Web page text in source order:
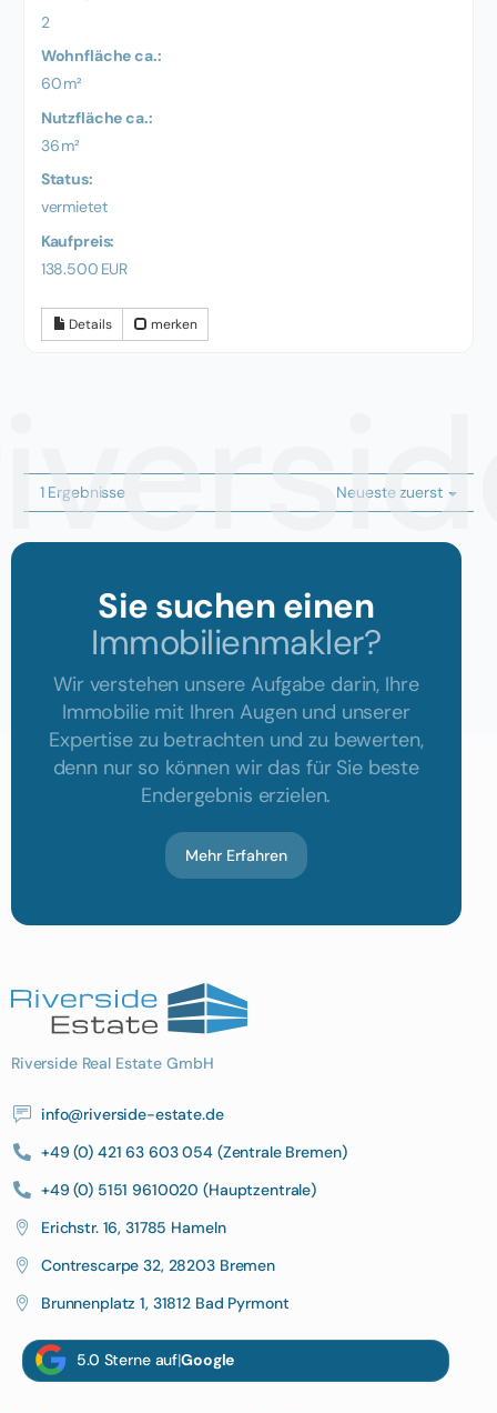
2
Wohnfläche ca.:
60 m²
Nutzfläche ca.:
36 m²
Status:
vermietet
Kaufpreis:
138.500 EUR
Details merken
1 Ergebnisse Neueste zuerst
Sie suchen einen
Immobilienmakler?
Wir verstehen unsere Aufgabe darin, Ihre
Immobilie mit Ihren Augen und unserer
Expertise zu betrachten und zu bewerten,
denn nur so können wir das für Sie beste
Endergebnis erzielen.
Mehr Erfahren
Riverside Real Estate GmbH
info@riverside-estate.de
+49 (0) 421 63 603 054 (Zentrale Bremen)
+49 (0) 5151 9610020 (Hauptzentrale)
Erichstr. 16, 31785 Hameln
Contrescarpe 32, 28203 Bremen
Brunnenplatz 1, 31812 Bad Pyrmont
5.0 Sterne auf|Google